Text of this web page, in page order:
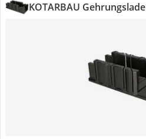
KOTARBAU Gehrungslade